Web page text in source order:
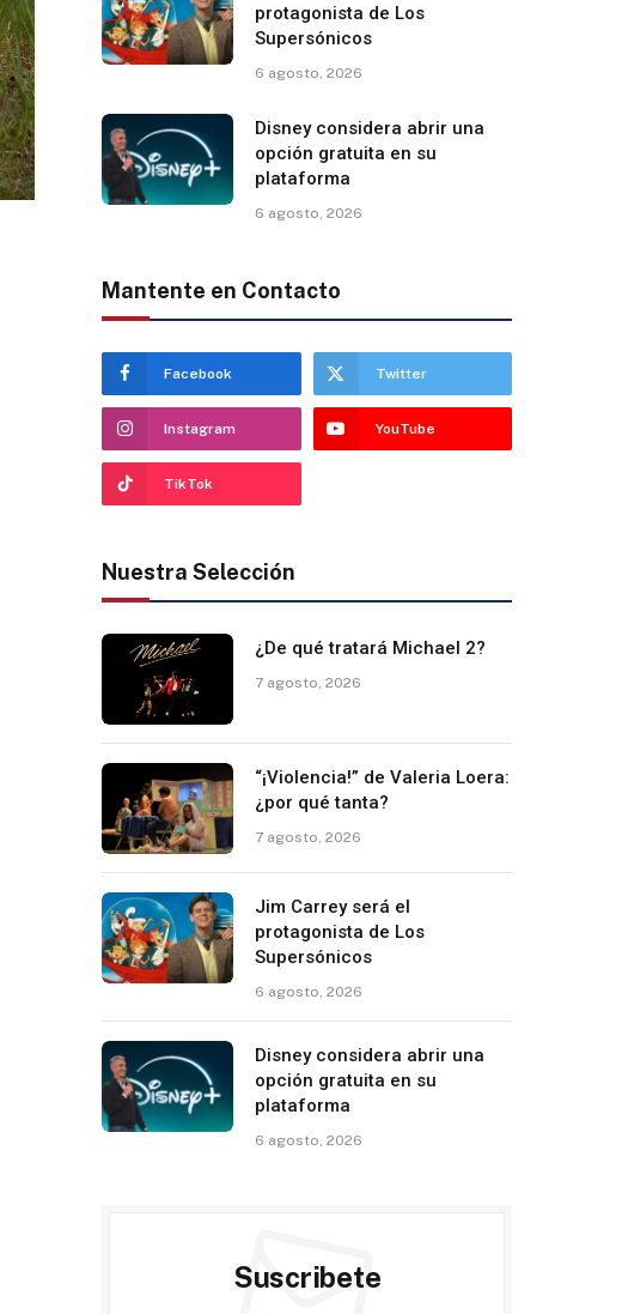
protagonista de Los
Supersónicos
6 agosto, 2026
Disney considera abrir una
opción gratuita en su
plataforma
6 agosto, 2026
Mantente en Contacto
Facebook Twitter
Instagram YouTube
TikTok
Nuestra Selección
¿De qué tratará Michael 2?
7 agosto, 2026
“¡Violencia!” de Valeria Loera:
¿por qué tanta?
7 agosto, 2026
Jim Carrey será el
protagonista de Los
Supersónicos
6 agosto, 2026
Disney considera abrir una
opción gratuita en su
plataforma
6 agosto, 2026
Suscribete